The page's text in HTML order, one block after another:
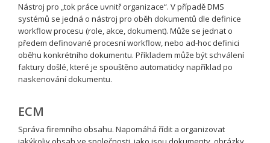
Nástroj pro „tok práce uvnitř organizace“. V případě DMS
systémů se jedná o nástroj pro oběh dokumentů dle definice
workflow procesu (role, akce, dokument). Může se jednat o
předem definované procesní workflow, nebo ad-hoc definici
oběhu konkrétního dokumentu. Příkladem může být schválení
faktury došlé, které je spouštěno automaticky například po
naskenování dokumentu.
ECM
Správa firemního obsahu. Napomáhá řídit a organizovat